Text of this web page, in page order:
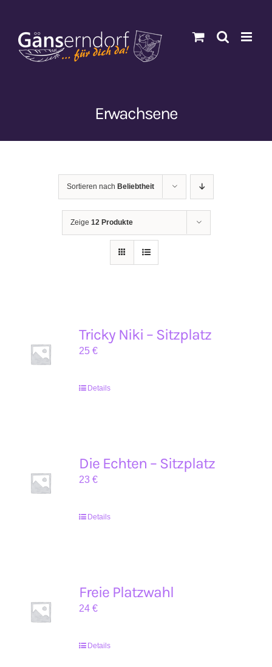
springen
Erwachsene
Sortieren nach Beliebtheit
Zeige 12 Produkte
Tricky Niki – Sitzplatz
25€
Details
Die Echten – Sitzplatz
23€
Details
Freie Platzwahl
24€
Details